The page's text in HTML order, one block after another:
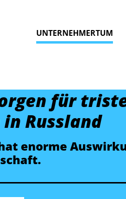
UNTERNEHMERTUM
für
Russland
enorme